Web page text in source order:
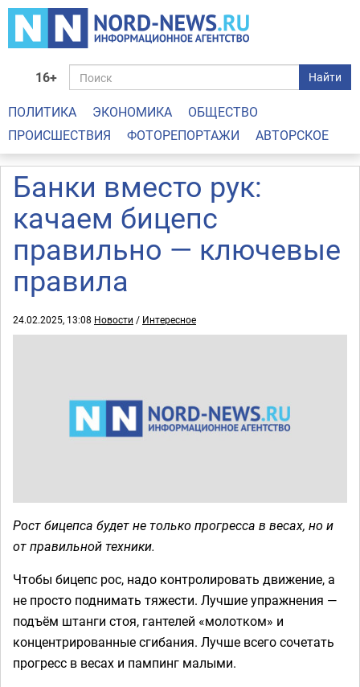
16+ Найти
ПОЛИТИКА ЭКОНОМИКА
ОБЩЕСТВО
ПРОИСШЕСТВИЯ
ФОТОРЕПОРТАЖИ АВТОРСКОЕ
Банки вместо рук:
качаем бицепс
правильно — ключевые
правила
24.02.2025, 13:08 Новости / Интересное
Рост бицепса будет не только прогресса в весах, но и
от правильной техники.
Чтобы бицепс рос, надо контролировать движение, а
не просто поднимать тяжести. Лучшие упражнения —
подъём штанги стоя, гантелей «молотком» и
концентрированные сгибания. Лучше всего сочетать
прогресс в весах и пампинг малыми.